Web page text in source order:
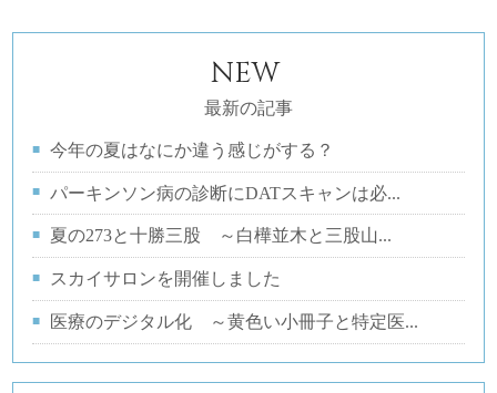
NEW
最新の記事
今年の夏はなにか違う感じがする？
パーキンソン病の診断にDATスキャンは必...
夏の273と十勝三股 ～白樺並木と三股山...
スカイサロンを開催しました
医療のデジタル化 ～黄色い小冊子と特定医...